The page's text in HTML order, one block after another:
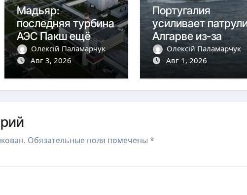
Мадьяр:
последняя турбина
АЭС Пакш ещё
работает, впереди
5 критических дней
Олексій Паламарчук
Авг 3, 2026
Португалия
усиливает
Алгарве из-за
кризиса в Сеуте
Олексій Паламарчук
Авг 1, 2026
Обязательные поля помечены *